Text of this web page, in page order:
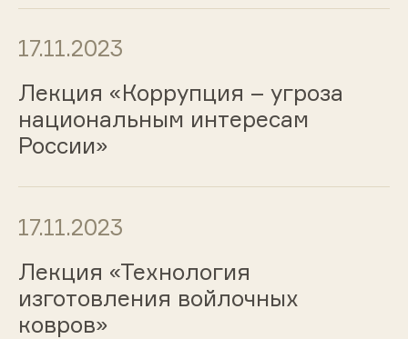
17.11.2023
Лекция «Коррупция – угроза
национальным интересам
России»
17.11.2023
Лекция «Технология
изготовления войлочных
ковров»